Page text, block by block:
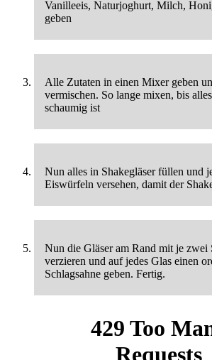
Vanilleeis, Naturjoghurt, Milch,
geben
Alle Zutaten in einen Mixer geben
vermischen. So lange mixen, bis
schaumig ist
Nun alles in Shakegläser füllen und
Eiswürfeln versehen, damit der
Nun die Gläser am Rand mit je zwei
verzieren und auf jedes Glas einen
Schlagsahne geben. Fertig.